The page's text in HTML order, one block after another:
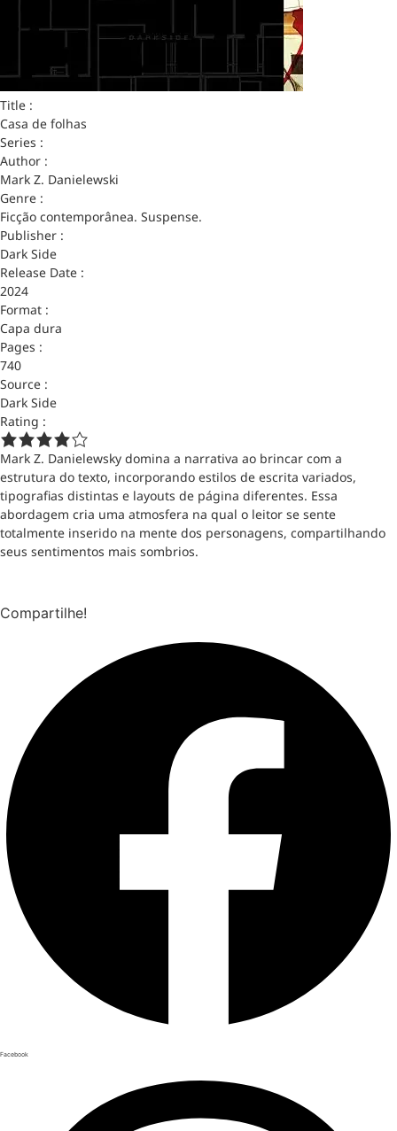
Title :
Casa de folhas
Series :
Author :
Mark Z. Danielewski
Genre :
Ficção contemporânea. Suspense.
Publisher :
Dark Side
Release Date :
2024
Format :
Capa dura
Pages :
740
Source :
Dark Side
Rating :
Mark Z. Danielewsky domina a narrativa ao brincar com a
estrutura do texto, incorporando estilos de escrita variados,
tipografias distintas e layouts de página diferentes. Essa
abordagem cria uma atmosfera na qual o leitor se sente
totalmente inserido na mente dos personagens, compartilhando
seus sentimentos mais sombrios.
Compartilhe!
Facebook